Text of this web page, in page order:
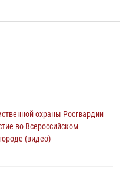
охраны Росгвардии
во Всероссийском
(видео)